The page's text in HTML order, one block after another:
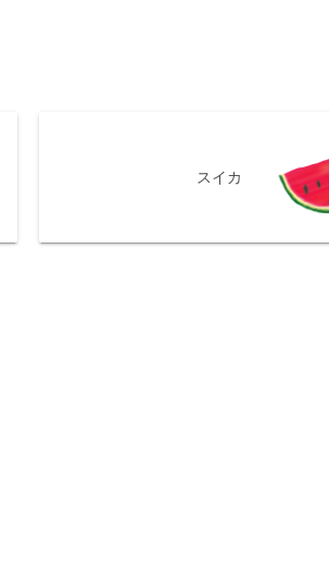
スイカ